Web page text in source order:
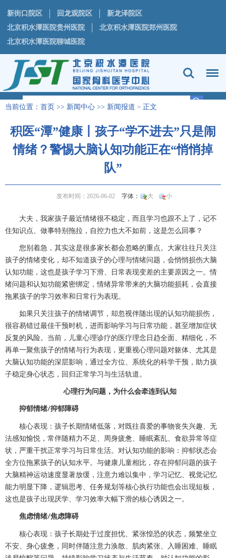
新街口院区 回龙观院区
新龙泽院区
北京积水潭医院贵州医院
北京积水潭医院郑州医院
北京积水潭医院聊城医院
当前位置： 首页 >> 新闻中心 >> 新闻报道 > 正文
积医“潭”健康丨孩子“学不进去”只是闹
情绪？警惕大脑认知功能正在“悄悄掉
队”
发布时间：2026-06-02 字体： 大 小
大夫，我家孩子最近情绪很不稳定，而且学习也跟不上了，记不
住知识点、做事特别拖拉，自控力也大不如前，这是怎么回事？
您别着急，其实这是很多家长都会忽略的重点。大家往往只关注
孩子的情绪变化，却不知道孩子的心理与情绪问题，会悄悄损伤大脑
认知功能，这也是孩子学习下滑、日常表现变差的主要原因之一。情
绪问题和认知功能紧密绑定，情绪异常带来的大脑功能损耗，会直接
拖累孩子的学习效率和日常行为表现。
如果只关注孩子的情绪调节，却忽视伴随出现的认知功能损伤，
很容易错过最佳干预时机，进而影响学习与日常功能，甚至增加症状
反复的风险。当前，儿童心理诊疗的医疗理念日趋全面、精细化，不
再单一聚焦孩子的情绪与行为表现，更重视心理问题对躯体、尤其是
大脑认知功能的深层影响，通过全方位、系统化的科学干预，助力孩
子稳定身心状态，回归正常学习与生活轨道。
心理行为问题，为什么会牵连到认知
抑郁情绪/抑郁障碍
核心表现：孩子长期情绪低落，对既往喜爱的事物丧失兴趣、无
法感知愉悦，常伴随精力不足、周身疲惫、睡眠紊乱、食欲异常等症
状，严重干扰正常学习与日常生活。对认知功能的影响：抑郁状态会
全方位拖累孩子的认知水平。与健康儿童相比，存在抑郁问题的孩子
大脑精神运动速度显著放缓，注意力难以集中，学习记忆、视觉记忆
能力明显下降，逻辑思考、任务规划等核心执行功能也会出现短板，
这也是孩子出现厌学、学习效率大幅下滑的核心诱因之一。
焦虑情绪/焦虑障碍
核心表现：孩子长期处于过度担忧、紧张惶恐的状态，频繁坐立
不安、身心疲惫，同时伴随注意力涣散、肌肉紧张、入睡困难、睡眠